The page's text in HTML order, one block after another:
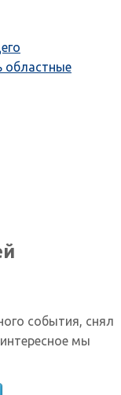
областные
события, снял
мы